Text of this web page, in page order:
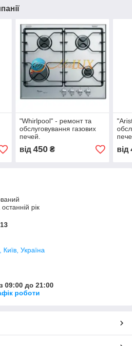
"Whirlpool" - ремонт та
обслуговування газових
печей.
від 450₴ від
рік
Україна
09:00 до 21:00
роботи